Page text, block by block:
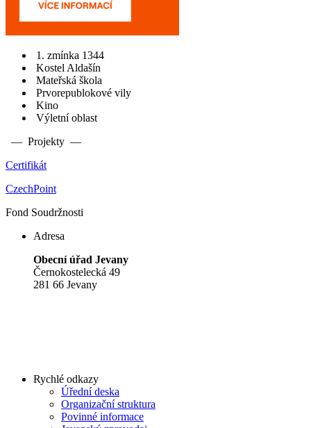
1. zmínka 1344
Kostel Aldašín
Mateřská škola
Prvorepublokové vily
Kino
Výletní oblast
— Projekty —
Certifikát
CzechPoint
Fond Soudržnosti
Adresa
Obecní úřad Jevany
Černokostelecká 49
281 66 Jevany
Rychlé odkazy
Úřední deska
Organizační struktura
Povinné informace